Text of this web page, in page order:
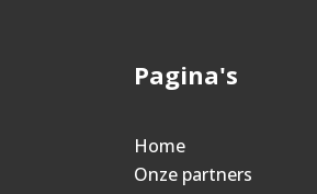
Pagina's
Home
Onze partners